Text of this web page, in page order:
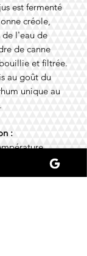
est fermenté
créole,
de l'eau de
de canne
et filtrée.
au goût du
unique au
:
d’un verre